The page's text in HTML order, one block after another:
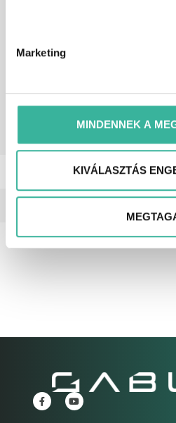
Marketing
MINDENNEK A
KIVÁLASZTÁS
forgalomba
(+36) 30/
E-mail